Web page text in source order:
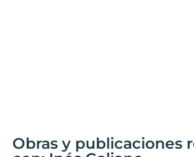
Obras y publicaciones